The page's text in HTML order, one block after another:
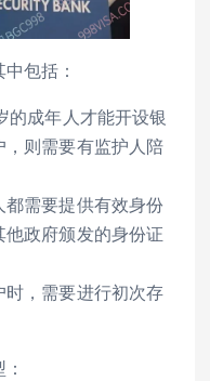
包括：
的成年人才能开设银
则需要有监护人陪
需要提供有效身份
政府颁发的身份证
，需要进行初次存